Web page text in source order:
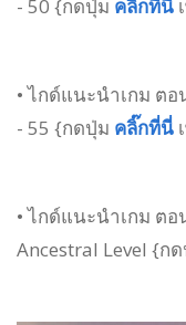
- 50 {กดปุ่ม คลิ๊กที่นี่
• ไกด์แนะนำเกม ตอ
- 55 {กดปุ่ม คลิ๊กที่นี่
• ไกด์แนะนำเกม ตอ
Ancestral Level {ก